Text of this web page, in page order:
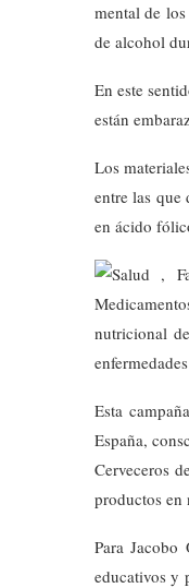
mental de
de alcohol
En este
están
Los
entre las que
en ácido
nutricional
Esta
España,
Cerveceros
productos en
Para Jacobo
educativos y